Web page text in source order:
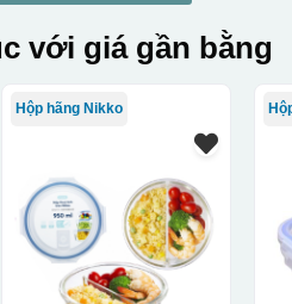
với giá gần bằng
Hộp hãng Nikko